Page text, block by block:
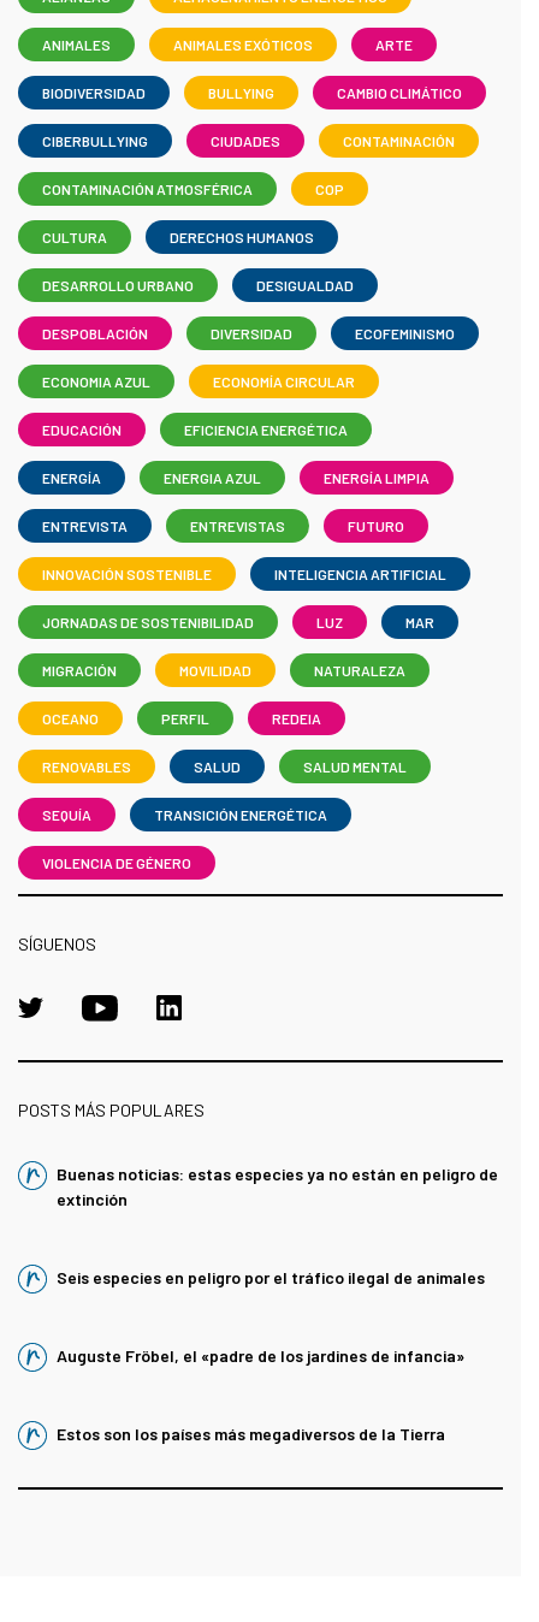
ANIMALES ANIMALES EXÓTICOS ARTE
BIODIVERSIDAD BULLYING CAMBIO CLIMÁTICO
CIBERBULLYING CIUDADES CONTAMINACIÓN
CONTAMINACIÓN ATMOSFÉRICA COP
CULTURA DERECHOS HUMANOS
DESARROLLO URBANO DESIGUALDAD
DESPOBLACIÓN DIVERSIDAD ECOFEMINISMO
ECONOMIA AZUL ECONOMÍA CIRCULAR
EDUCACIÓN EFICIENCIA ENERGÉTICA
ENERGÍA ENERGIA AZUL ENERGÍA LIMPIA
ENTREVISTA ENTREVISTAS FUTURO
INNOVACIÓN SOSTENIBLE INTELIGENCIA ARTIFICIAL
JORNADAS DE SOSTENIBILIDAD LUZ MAR
MIGRACIÓN MOVILIDAD NATURALEZA
OCEANO PERFIL REDEIA
RENOVABLES SALUD SALUD MENTAL
SEQUÍA TRANSICIÓN ENERGÉTICA
VIOLENCIA DE GÉNERO
SÍGUENOS
POSTS MÁS POPULARES
Buenas noticias: estas especies ya no están en peligro de
extinción
Seis especies en peligro por el tráfico ilegal de animales
Auguste Fröbel, el «padre de los jardines de infancia»
Estos son los países más megadiversos de la Tierra